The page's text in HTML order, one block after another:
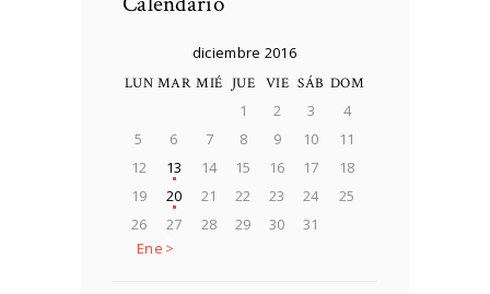
diciembre 2016
LUN MAR MIÉ JUE VIE SÁB DOM
1 2 3
4
5
6 7 8 9 10
11
12
13 14 15 16 17
18
19
20 21 22 23 24
25
26
27 28 29 30
31
Ene »